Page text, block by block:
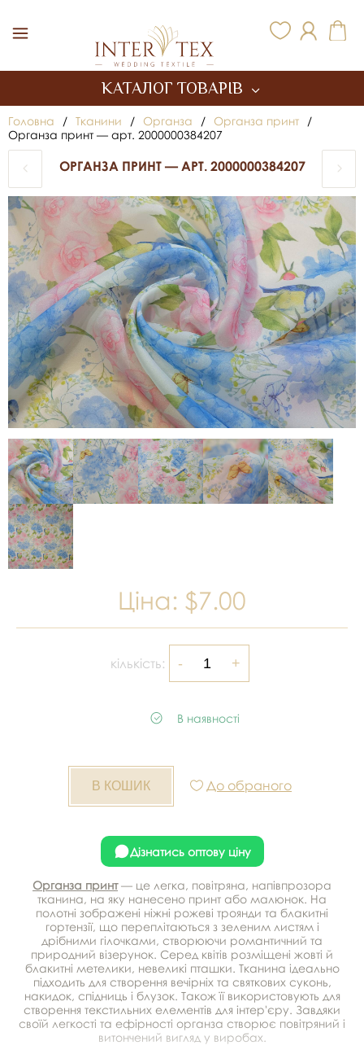
КАТАЛОГ ТОВАРІВ
Головна / Тканини / Органза / Органза принт
/
Органза принт — арт. 2000000384207
ОРГАНЗА ПРИНТ — АРТ. 2000000384207
Ціна: $7.00
кількість:
В наявності
До обраного
Дізнатись оптову ціну
Органза принт— це легка, повітряна, напівпрозора
тканина, на яку нанесено принт або малюнок. На
полотні зображені ніжні рожеві троянди та блакитні
гортензії, що переплітаються з зеленим листям і
дрібними гілочками, створюючи романтичний та
природний візерунок. Серед квітів розміщені жовті й
блакитні метелики, невеликі пташки. Тканина ідеально
підходить для створення вечірніх та святкових суконь,
накидок, спідниць і блузок. Також її використовують для
створення текстильних елементів для інтер'єру. Завдяки
своїй легкості та ефірності органза створює повітряний і
витончений вигляд у виробах.